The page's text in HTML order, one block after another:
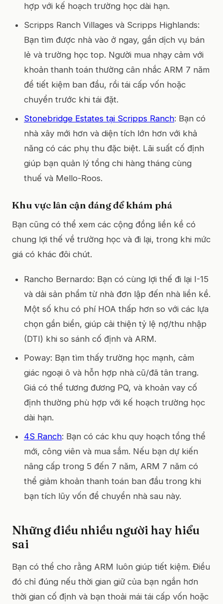
hợp với kế hoạch trường học dài hạn.
Scripps Ranch Villages và Scripps Highlands:
Bạn tìm được nhà vào ở ngay, gần dịch vụ bán
lẻ và trường học top. Người mua nhạy cảm với
khoản thanh toán thường cân nhắc ARM 7 năm
để tiết kiệm ban đầu, rồi tái cấp vốn hoặc
chuyển trước khi tái đặt.
Stonebridge Estates tại Scripps Ranch: Bạn có
nhà xây mới hơn và diện tích lớn hơn với khả
năng có các phụ thu đặc biệt. Lãi suất cố định
giúp bạn quản lý tổng chi hàng tháng cùng
thuế và Mello-Roos.
Khu vực lân cận đáng để khám phá
Bạn cũng có thể xem các cộng đồng liền kề có
chung lợi thế về trường học và đi lại, trong khi mức
giá có khác đôi chút.
Rancho Bernardo: Bạn có cùng lợi thế đi lại I-15
và dải sản phẩm từ nhà đơn lập đến nhà liền kề.
Một số khu có phí HOA thấp hơn so với các lựa
chọn gần biển, giúp cải thiện tỷ lệ nợ/thu nhập
(DTI) khi so sánh cố định và ARM.
Poway: Bạn tìm thấy trường học mạnh, cảm
giác ngoại ô và hỗn hợp nhà cũ/đã tân trang.
Giá có thể tương đương PQ, và khoản vay cố
định thường phù hợp với kế hoạch trường học
dài hạn.
4S Ranch: Bạn có các khu quy hoạch tổng thể
mới, công viên và mua sắm. Nếu bạn dự kiến
nâng cấp trong 5 đến 7 năm, ARM 7 năm có
thể giảm khoản thanh toán ban đầu trong khi
bạn tích lũy vốn để chuyển nhà sau này.
Những điều nhiều người hay hiểu
sai
Bạn có thể cho rằng ARM luôn giúp tiết kiệm. Điều
đó chỉ đúng nếu thời gian giữ của bạn ngắn hơn
thời gian cố định và bạn thoải mái tái cấp vốn hoặc